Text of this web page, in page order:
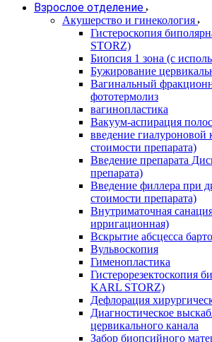
Взрослое отделение
Акушерство и гинекология
Гистероскопия
STORZ)
Биопсия 1 зона (с
Бужирование
Вагинальный
фототермолиз
вагинопластика
Вакуум-аспирация
введение
стоимости препарата)
Введение препарата
препарата)
Введение филлера при
стоимости препарата)
Внутриматочная
ирригационная)
Вскрытие абсцесса
Вульвоскопия
Гименопластика
Гистерорезектоскопия
KARL STORZ)
Дефлорация
Диагностическое
цервикального канала
Забор биопсийного